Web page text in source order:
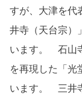
すが、大津を代
井寺（天台宗）
います。 石山
を再現した「光
います。 三井